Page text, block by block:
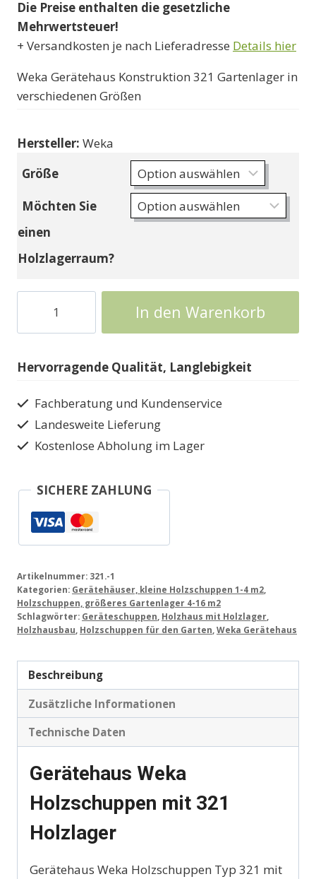
bis
897000 Ft
Die Preise enthalten die gesetzliche
Mehrwertsteuer!
+ Versandkosten je nach Lieferadresse Details hier
Weka Gerätehaus Konstruktion 321 Gartenlager in
verschiedenen Größen
Hersteller: Weka
Größe
Möchten Sie
einen
Holzlagerraum?
Holzschuppen
321
Holzlager
In den Warenkorb
Hervorragende Qualität, Langlebigkeit
Fachberatung und Kundenservice
Landesweite Lieferung
Kostenlose Abholung im Lager
SICHERE ZAHLUNG
Artikelnummer: 321.-1
Kategorien: Gerätehäuser, kleine Holzschuppen 1-4 m2
Holzschuppen, größeres Gartenlager 4-16 m2
Schlagwörter: Geräteschuppen Holzhaus mit Holzlager
Holzhausbau Holzschuppen für den Garten Weka Gerätehaus
Beschreibung
Zusätzliche Informationen
Technische Daten
Gerätehaus Weka
Holzschuppen mit 321
Holzlager
Gerätehaus Weka Holzschuppen Typ 321 mit